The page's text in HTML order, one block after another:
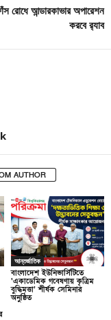
রোধে আন্ডারকাভার অপারেশন
করবে র‌্যাব
AUTHOR
আন্তর্জাতিক
বাংলাদেশ ইউনিভার্সিটিতে
‘একাডেমিক গবেষণায় কৃত্রিম
বুদ্ধিমত্তা’ শীর্ষক সেমিনার
অনুষ্ঠিত